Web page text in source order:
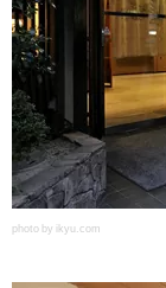
photo by ikyu.com